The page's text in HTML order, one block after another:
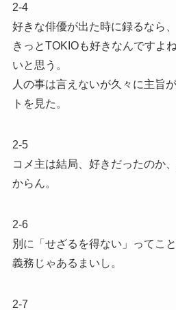
2-4
好きな俳優が出た時に録るなら、
きっとTOKIOも好きなんですよ
いと思う。
人の事は言えないが久々に主旨
トを見た。
2-5
コメ主は結局、好きだったのか
からん。
2-6
別に「せざるを得ない」ってこ
義務じゃあるまいし。
2-7